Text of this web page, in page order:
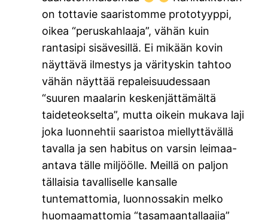
on tottavie saaristomme prototyyppi,
oikea “peruskahlaaja”, vähän kuin
rantasipi sisävesillä. Ei mikään kovin
näyttävä ilmestys ja värityskin tahtoo
vähän näyttää repaleisuudessaan
“suuren maalarin keskenjättämältä
taideteokselta”, mutta oikein mukava laji
joka luonnehtii saaristoa miellyttävällä
tavalla ja sen habitus on varsin leimaa-
antava tälle miljöölle. Meillä on paljon
tällaisia tavalliselle kansalle
tuntemattomia, luonnossakin melko
huomaamattomia “tasamaantallaajia”